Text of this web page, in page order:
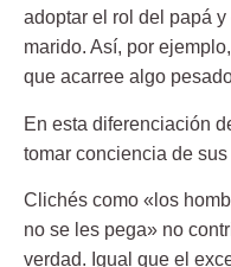
adoptar el rol del papá
marido. Así, por
que acarree algo
En esta diferenciación
tomar conciencia de
Clichés como «los
no se les pega» no
verdad. Igual que el